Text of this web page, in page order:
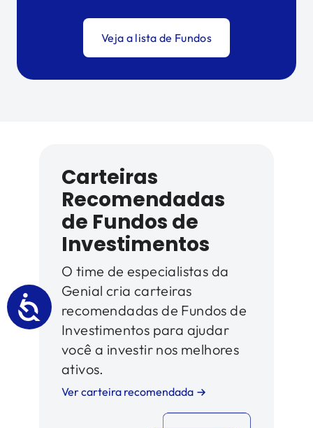
Veja a lista de Fundos
Carteiras
Recomendadas
de Fundos de
Investimentos
O time de especialistas da
Genial cria carteiras
recomendadas de Fundos de
Investimentos para ajudar
você a investir nos melhores
ativos.
Ver carteira recomendada